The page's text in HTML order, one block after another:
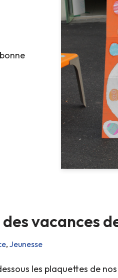
vacances
, Jeunesse
les plaquettes de